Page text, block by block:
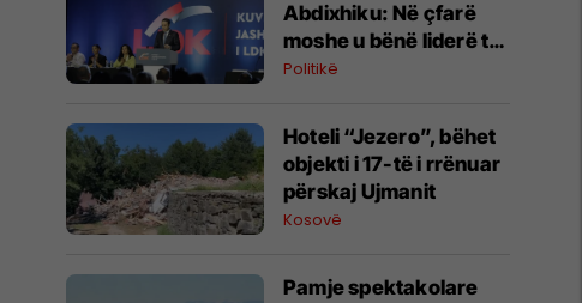
Abdixhiku: Në çfarë
moshe u bënë liderë të
partive kryesore
Politikë
Hoteli “Jezero”, bëhet
objekti i 17-të i rrënuar
përskaj Ujmanit
Kosovë
Pamje spektakolare